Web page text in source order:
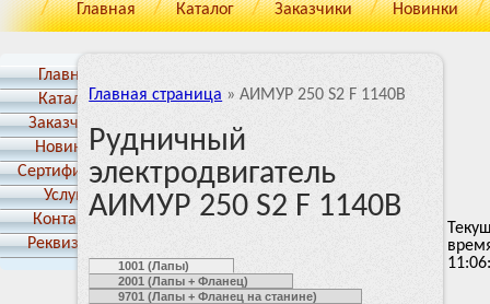
Главная Каталог Заказчики Новинки
Главная
Каталог
Заказчики
Новинки
Cертификаты
Услуги
Контакты
Реквизиты
Главная страница » АИМУР 250 S2 F 1140В
Рудничный
электродвигатель
АИМУР 250 S2 F 1140В
1001 (Лапы)
2001 (Лапы + Фланец)
9701 (Лапы + Фланец на станине)